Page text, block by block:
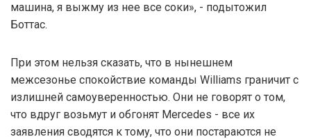
машина, я выжму из нее все соки», - подытожил
Боттас.
При этом нельзя сказать, что в нынешнем
межсезонье спокойствие команды Williams граничит с
излишней самоуверенностью. Они не говорят о том,
что вдруг возьмут и обгонят Mercedes - все их
заявления сводятся к тому, что они постараются не